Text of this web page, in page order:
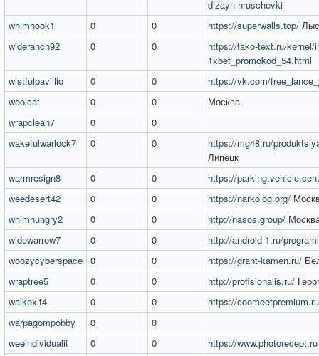
dizayn-hruschevki
whimhook1
0 0 https://superwalls.top/
wideranch92
0 0
https://tako-text.ru/kernel/
1xbet_promokod_54.html
wistfulpavillio
0 0
https://vk.com/
woolcat
0 0
Москва
wrapclean7
0
0
wakefulwarlock7
0 0
https://mg48.ru/
Липецк
warmresign8
0 0
https://
weedesert42
0 0 https://narkolog.org/
whimhungry2
0 0 http://nasos.group/
widowarrow7
0 0
http://android-1.ru/
woozycyberspace 0 0 https://grant-kamen.ru/
wraptree5
0 0 http://profisionalis.ru/
walkexit4
0 0
https://
warpagompobby
0
0
weeindividualit
0 0
https://www.photorecept.ru